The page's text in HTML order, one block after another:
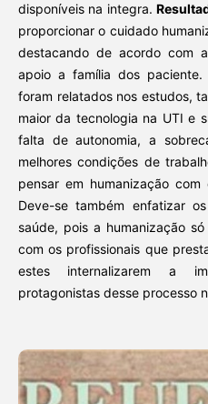
disponíveis na integra.
proporcionar o cuidado
destacando de acordo com
apoio a família dos paciente.
foram relatados nos estudos,
maior da tecnologia na UTI e
falta de autonomia, a
melhores condições de
pensar em humanização
Deve-se também enfatizar
saúde, pois a humanização
com os profissionais que
estes internalizarem a
protagonistas desse processo